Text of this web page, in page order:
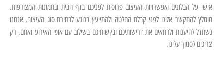
אישי על הבלונים ואפשרויות העיצוב פרוסות לפניכם בדף הבית ובתמונות המצורפות.
מומלץ להתקשר אלינו לפני קבלת החלטה ולהתייעץ בנוגע לבחירת סוג העיצוב. אנחנו
נשתדל להיענות ולהתאים את דרישותיכם ובקשותיכם בשילוב עם אופי האירוע ואתם, רק
צריכים לסמוך עלינו.